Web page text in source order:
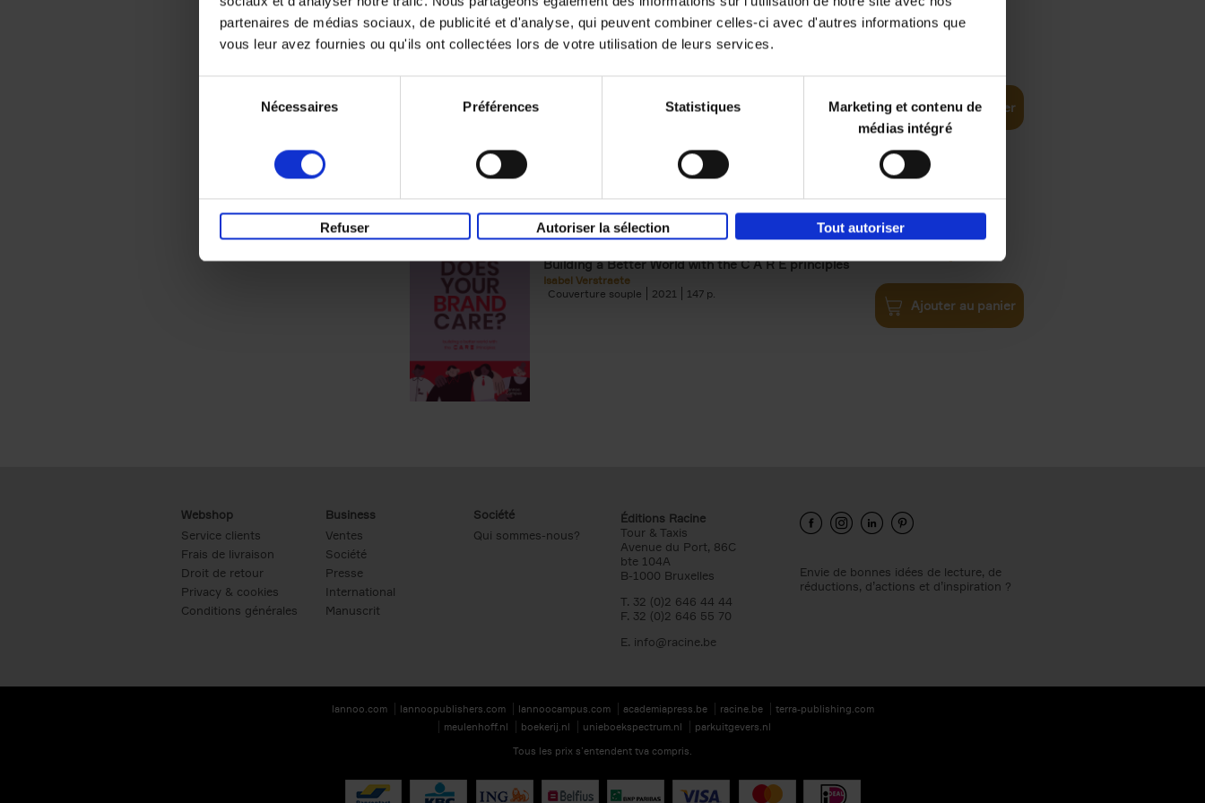
partenaires de médias sociaux, de publicité et d'analyse, qui peuvent combiner celles-ci avec d'autres informations que
vous leur avez fournies ou qu'ils ont collectées lors de votre utilisation de leurs services.
Nécessaires Préférences Statistiques
Marketing et contenu de
médias intégré
Refuser Autoriser la sélection Tout autoriser
Digital marketing like a PRO -
completely revised edition
Ajouter au panier
Does Your Brand Care?
Building a Better World with the C A R E principles
Isabel Verstraete
Couverture souple
2021 147
€34,99
Ajouter au panier
Webshop
Service clients
Frais de livraison
Droit de retour
Privacy & cookies
Conditions générales
Business
Ventes
Société
Presse
International
Manuscrit
Société
Qui sommes-nous?
Éditions Racine
Tour & Taxis
Avenue du Port, 86C
bte 104A
B-1000 Bruxelles
T. 32 (0)2 646 44 44
F. 32 (0)2 646 55 70
E. info@racine.be
Envie de bonnes idées de lecture, de
réductions, d’actions et d’inspiration ?
lannoo.com lannoopublishers.com lannoocampus.com academiapress.be racine.be
terra-publishing.com
meulenhoff.nl
boekerij.nl unieboekspectrum.nl
parkuitgevers.nl
Tous les prix s’entendent tva compris.